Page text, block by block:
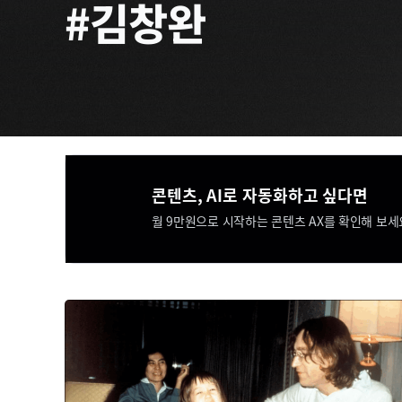
#김창완
콘텐츠, AI로 자동화하고 싶다면​​
월 9만원으로 시작하는 콘텐츠 AX를 확인해 보